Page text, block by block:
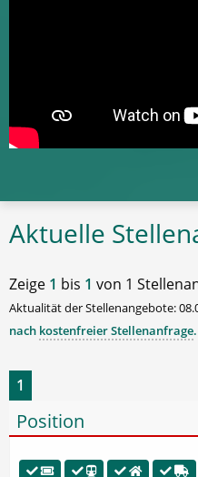
Aktuelle
Zeige 1 bis 1 von 1
Aktualität der Stellenangebote:
nach kostenfreier Stellenanfrage.
1
Position